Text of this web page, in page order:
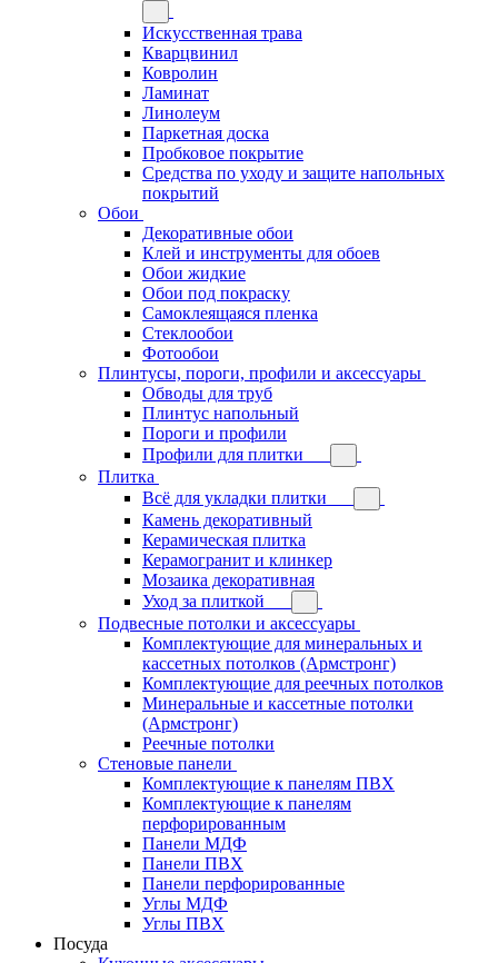
Искусственная трава
Кварцвинил
Ковролин
Ламинат
Линолеум
Паркетная доска
Пробковое покрытие
Средства по уходу и защите напольных
покрытий
Обои
Декоративные обои
Клей и инструменты для обоев
Обои жидкие
Обои под покраску
Самоклеящаяся пленка
Стеклообои
Фотообои
Плинтусы, пороги, профили и аксессуары
Обводы для труб
Плинтус напольный
Пороги и профили
Профили для плитки
Плитка
Всё для укладки плитки
Камень декоративный
Керамическая плитка
Керамогранит и клинкер
Мозаика декоративная
Уход за плиткой
Подвесные потолки и аксессуары
Комплектующие для минеральных и
кассетных потолков (Армстронг)
Комплектующие для реечных потолков
Минеральные и кассетные потолки
(Армстронг)
Реечные потолки
Стеновые панели
Комплектующие к панелям ПВХ
Комплектующие к панелям
перфорированным
Панели МДФ
Панели ПВХ
Панели перфорированные
Углы МДФ
Углы ПВХ
Посуда